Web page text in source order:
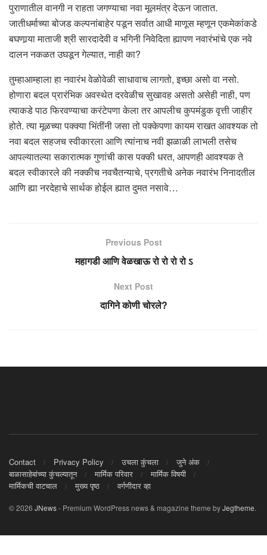
पुराणातील वानगी न राहता जगण्याचा नवा मूलमंत्र देऊन जातात.
जातीधर्माच्या बोजड कल्पनांबाहेर पडून सर्वात आधी माणूस म्हणून एकमेकांकडे
बघणार्‍या माताजी श्री सारदादेवी व भगिनी निवेदिता ह्यापण नवारंभांचे एक नवे
दालन नकळत उघडून गेल्यात, नाही का?
तुम्हाआम्हाला हा नवारंभ वेळोवेळी साधावाच लागतो, इच्छा असो वा नसो.
होणारा बदल प्रारंभिक अवस्थेत दरवेळीच सुखावह असतो असेही नाही, पण
त्याकडे पाठ फिरवण्याचा करंटेपणा केला तर आपलीच कुपमंडुक वृत्ती जाहीर
होते. त्या मूळच्या पक्क्या भिंतींनी जसा तो पक्केपणा कायम राखत आवश्यक तो
नवा बदल सहजच स्वीकारला आणि त्यांनाच नवी झळाळी लाभली तसेच
आपल्यातल्या सकारात्मक गुणांची कास पक्की धरत, आपणही आवश्यक ते
बदल स्वीकारले की नक्कीच नवचैतन्याचे, प्रगतीचे अनेक नवारंभ निनादतील
आणि ह्या नरदेहाचे सार्थक होईल ह्यात दुमत नसावे…
Previous Post
महागडी आणि वेळखाऊ रो रो रो रो ऽ
Next Post
दागिने कोणी चोरले?
Contact Privacy Policy उचला कुंचला
जुने अंक
बाळासाहेबांच्या कुंचल्यातून
मार्मिक परिवार
मार्मिक विषयी
मार्मिकची वाटचाल
मुख्य पृष्ठ वर्गणीदार व्हा
© 2026 JNews- Premium WordPress news & magazine theme byJegtheme.